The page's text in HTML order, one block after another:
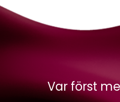
Var först